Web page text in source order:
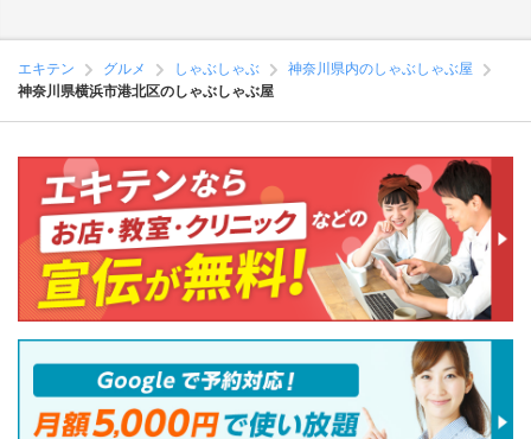
エキテン グルメ しゃぶしゃぶ
神奈川県内のしゃぶしゃぶ屋
神奈川県横浜市港北区のしゃぶしゃぶ屋